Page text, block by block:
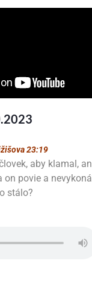
23:19
aby klamal,
on povie a
stálo?